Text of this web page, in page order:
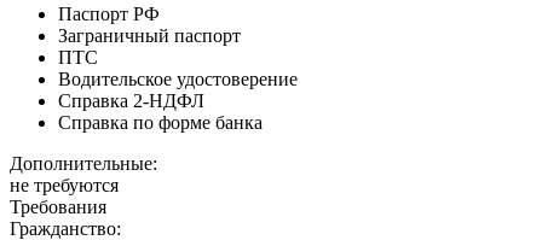
Паспорт РФ
Заграничный паспорт
ПТС
Водительское удостоверение
Справка 2-НДФЛ
Справка по форме банка
Дополнительные:
не требуются
Требования
Гражданство: